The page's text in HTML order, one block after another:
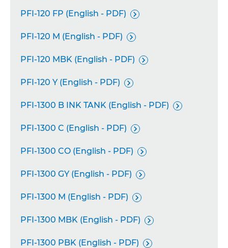
PFI-120 FP (English - PDF) 
PFI-120 M (English - PDF) 
PFI-120 MBK (English - PDF) 
PFI-120 Y (English - PDF) 
PFI-1300 B INK TANK (English - PDF) 
PFI-1300 C (English - PDF) 
PFI-1300 CO (English - PDF) 
PFI-1300 GY (English - PDF) 
PFI-1300 M (English - PDF) 
PFI-1300 MBK (English - PDF) 
PFI-1300 PBK (English - PDF) 